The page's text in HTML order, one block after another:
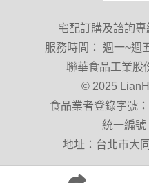
味付 萬歲牌-堅穀力
萬歲牌 堅果補給隨行
卡廸那95℃薯條原味
紅棗 能量 Costco
好結果 飯卷專用海
宅配訂購及諮詢專
服務時間 ：
週一~週
聯華食品工業股
© 2025
食品業者登錄字號
統一編號
地址：台北市大